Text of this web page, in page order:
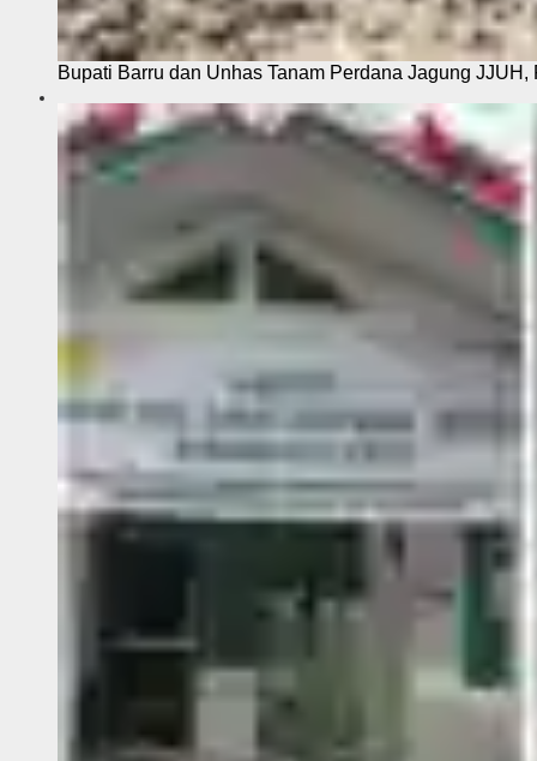
Bupati Barru dan Unhas Tanam Perdana Jagung